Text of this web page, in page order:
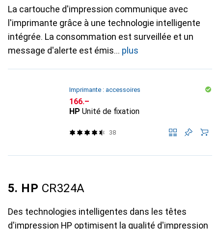
La cartouche d'impression communique avec
l'imprimante grâce à une technologie intelligente
intégrée. La consommation est surveillée et un
message d'alerte est émis
plus
Imprimante : accessoires
CHF
166.–
HP Unité de fixation
38
5. HP CR324A
Des technologies intelligentes dans les têtes
d'impression HP optimisent la qualité d'impression